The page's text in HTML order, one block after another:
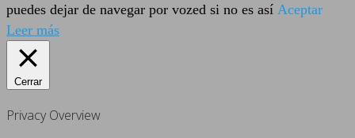
puedes dejar de navegar por vozed si no es así Aceptar
Leer más
Cerrar
Privacy Overview